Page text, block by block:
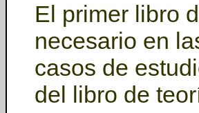
El primer libro
necesario en
casos de
del libro de